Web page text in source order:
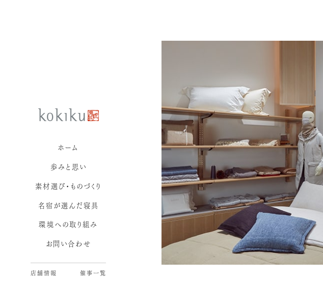
ホーム
歩みと思い
素材選び・ものづくり
名宿が選んだ寝具
環境への取り組み
お問い合わせ
店舗情報 催事一覧